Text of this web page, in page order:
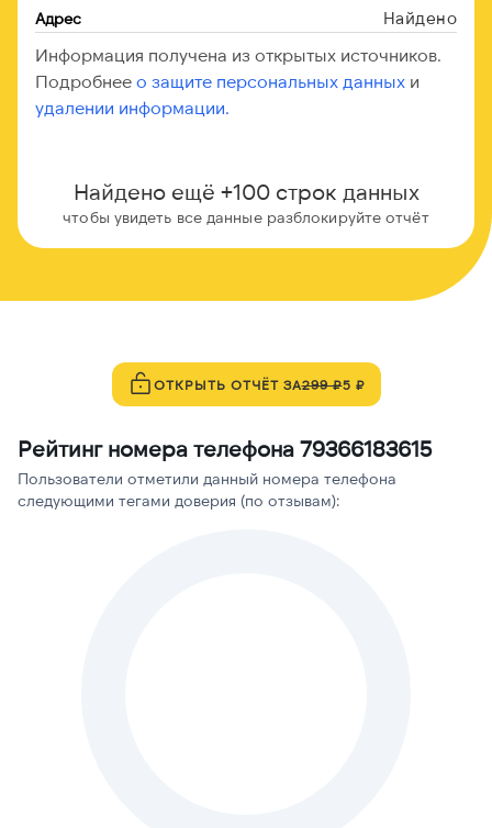
Адрес Найдено
Информация получена из открытых источников.
Подробнее о защите персональных данных и
удалении информации.
Найдено ещё +100 строк данных
чтобы увидеть все данные разблокируйте отчёт
ОТКРЫТЬ ОТЧЁТ ЗА299 ₽5 ₽
Рейтинг номера телефона 79366183615
Пользователи отметили данный номера телефона
следующими тегами доверия (по отзывам):